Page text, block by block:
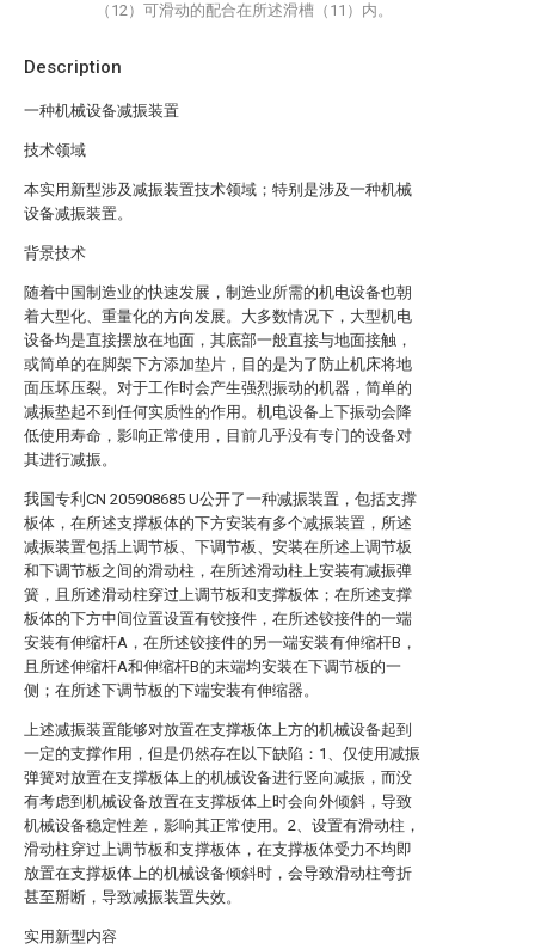
Description
一种机械设备减振装置
技术领域
本实用新型涉及减振装置技术领域；特别是涉及一种机械
设备减振装置。
背景技术
随着中国制造业的快速发展，制造业所需的机电设备也朝
着大型化、重量化的方向发展。大多数情况下，大型机电
设备均是直接摆放在地面，其底部一般直接与地面接触，
或简单的在脚架下方添加垫片，目的是为了防止机床将地
面压坏压裂。对于工作时会产生强烈振动的机器，简单的
减振垫起不到任何实质性的作用。机电设备上下振动会降
低使用寿命，影响正常使用，目前几乎没有专门的设备对
其进行减振。
我国专利CN 205908685 U公开了一种减振装置，包括支撑
板体，在所述支撑板体的下方安装有多个减振装置，所述
减振装置包括上调节板、下调节板、安装在所述上调节板
和下调节板之间的滑动柱，在所述滑动柱上安装有减振弹
簧，且所述滑动柱穿过上调节板和支撑板体；在所述支撑
板体的下方中间位置设置有铰接件，在所述铰接件的一端
安装有伸缩杆A，在所述铰接件的另一端安装有伸缩杆B，
且所述伸缩杆A和伸缩杆B的末端均安装在下调节板的一
侧；在所述下调节板的下端安装有伸缩器。
上述减振装置能够对放置在支撑板体上方的机械设备起到
一定的支撑作用，但是仍然存在以下缺陷：1、仅使用减振
弹簧对放置在支撑板体上的机械设备进行竖向减振，而没
有考虑到机械设备放置在支撑板体上时会向外倾斜，导致
机械设备稳定性差，影响其正常使用。2、设置有滑动柱，
滑动柱穿过上调节板和支撑板体，在支撑板体受力不均即
放置在支撑板体上的机械设备倾斜时，会导致滑动柱弯折
甚至掰断，导致减振装置失效。
实用新型内容
（12）可滑动的配合在所述滑槽（11）内。